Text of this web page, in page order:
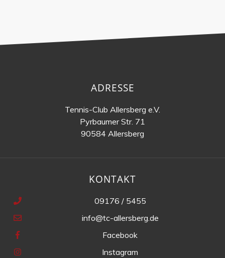
ADRESSE
Tennis-Club Allersberg e.V.
Pyrbaumer Str. 71
90584 Allersberg
KONTAKT
09176 / 5455
info@tc-allersberg.de
Facebook
Instagram